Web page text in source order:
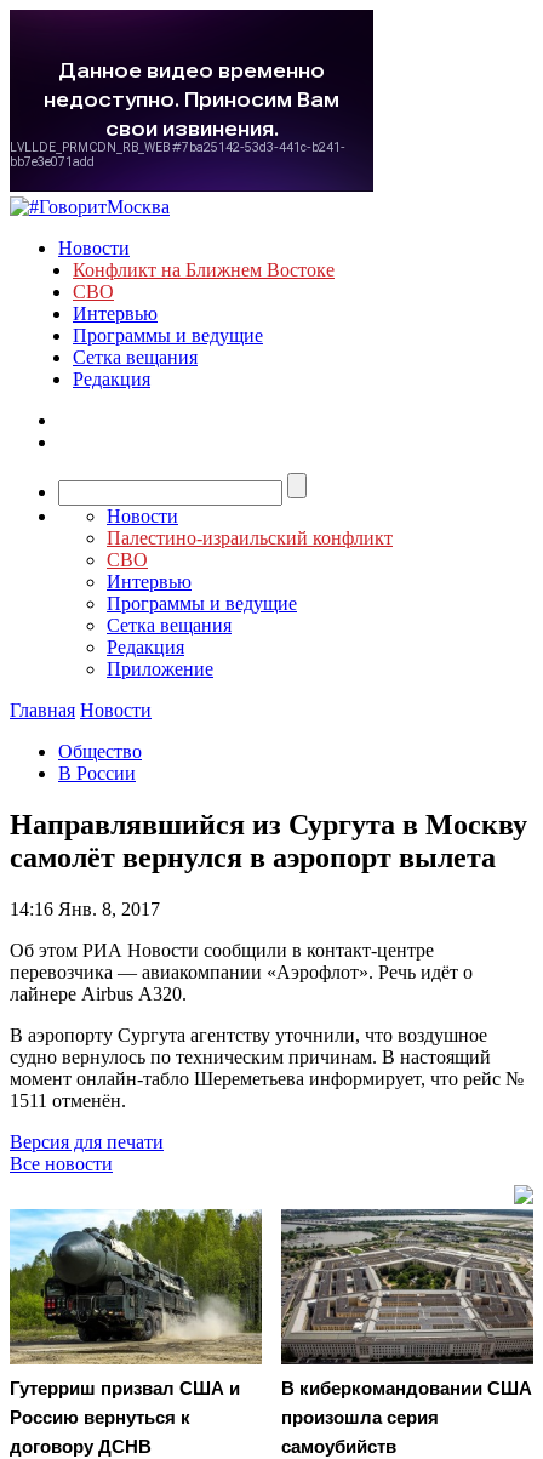
Новости
Конфликт на Ближнем Востоке
СВО
Интервью
Программы и ведущие
Сетка вещания
Редакция
Новости
Палестино-израильский конфликт
СВО
Интервью
Программы и ведущие
Сетка вещания
Редакция
Приложение
Главная Новости
Общество
В России
Направлявшийся из Сургута в Москву
самолёт вернулся в аэропорт вылета
14:16 Янв. 8, 2017
Об этом РИА Новости сообщили в контакт-центре
перевозчика — авиакомпании «Аэрофлот». Речь идёт о
лайнере Airbus А320.
В аэропорту Сургута агентству уточнили, что воздушное
судно вернулось по техническим причинам. В настоящий
момент онлайн-табло Шереметьева информирует, что рейс №
1511 отменён.
Версия для печати
Все новости
Гутерриш призвал США и
Россию вернуться к
договору ДСНВ
В киберкомандовании США
произошла серия
самоубийств